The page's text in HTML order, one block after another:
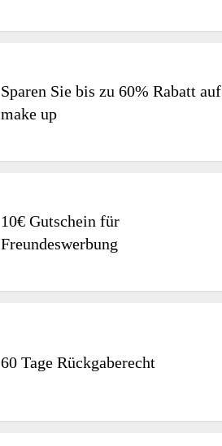
Sparen Sie bis zu 60% Rabatt auf
make up
10€ Gutschein für
Freundeswerbung
60 Tage Rückgaberecht